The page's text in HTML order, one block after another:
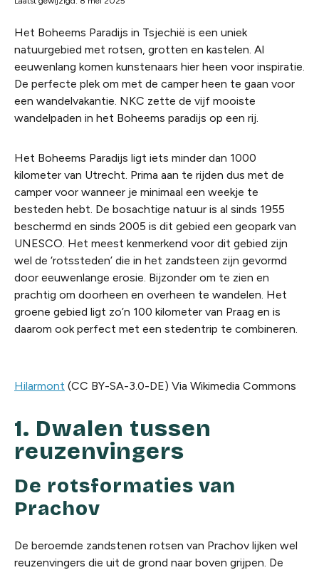
Het Boheems Paradijs in Tsjechië is een uniek
natuurgebied met rotsen, grotten en kastelen. Al
eeuwenlang komen kunstenaars hier heen voor inspiratie.
De perfecte plek om met de camper heen te gaan voor
een wandelvakantie. NKC zette de vijf mooiste
wandelpaden in het Boheems paradijs op een rij.
Het Boheems Paradijs ligt iets minder dan 1000
kilometer van Utrecht. Prima aan te rijden dus met de
camper voor wanneer je minimaal een weekje te
besteden hebt. De bosachtige natuur is al sinds 1955
beschermd en sinds 2005 is dit gebied een geopark van
UNESCO. Het meest kenmerkend voor dit gebied zijn
wel de ‘rotssteden’ die in het zandsteen zijn gevormd
door eeuwenlange erosie. Bijzonder om te zien en
prachtig om doorheen en overheen te wandelen. Het
groene gebied ligt zo’n 100 kilometer van Praag en is
daarom ook perfect met een stedentrip te combineren.
Hilarmont (CC BY-SA-3.0-DE) Via Wikimedia Commons
1. Dwalen tussen
reuzenvingers
De rotsformaties van
Prachov
De beroemde zandstenen rotsen van Prachov lijken wel
reuzenvingers die uit de grond naar boven grijpen. De